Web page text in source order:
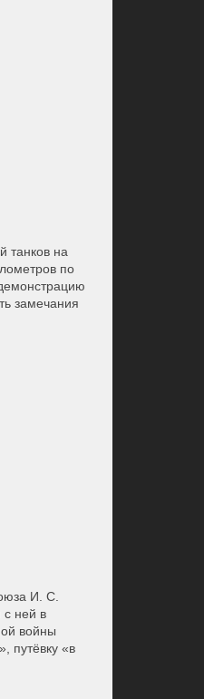
танков на
по
замечания
И. С.
ней в
войны
путёвку «в